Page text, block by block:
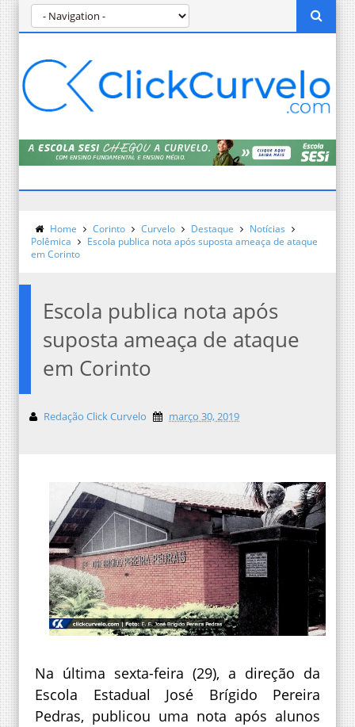
Home Corinto Curvelo Destaque
Notícias
Polêmica
Escola publica nota após suposta ameaça de ataque
em Corinto
Escola publica nota após
suposta ameaça de ataque
em Corinto
Redação Click Curvelo março 30, 2019
Na última sexta-feira (29), a direção da
Escola Estadual José Brígido Pereira
Pedras, publicou uma nota após alunos